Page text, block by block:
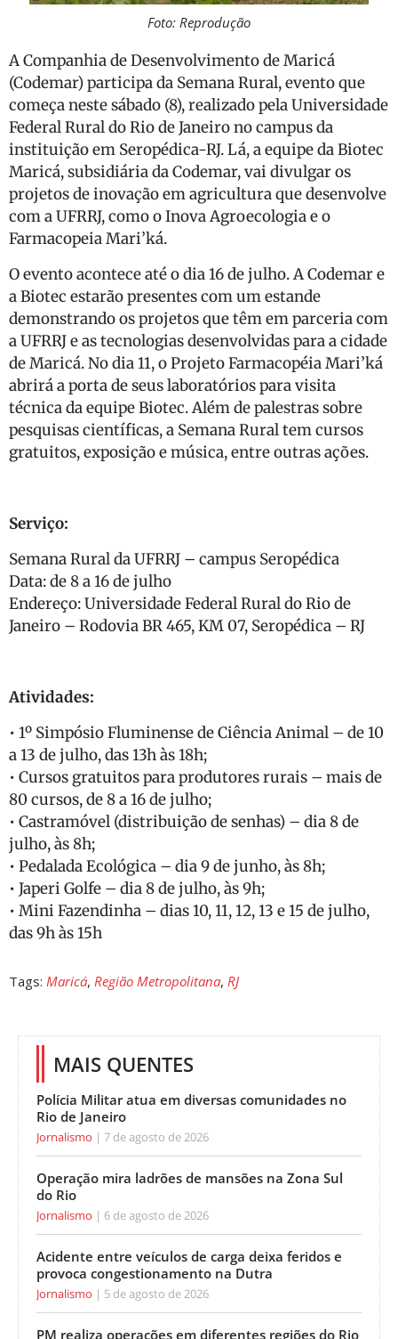
Foto: Reprodução
A Companhia de Desenvolvimento de Maricá
(Codemar) participa da Semana Rural, evento que
começa neste sábado (8), realizado pela Universidade
Federal Rural do Rio de Janeiro no campus da
instituição em Seropédica-RJ. Lá, a equipe da Biotec
Maricá, subsidiária da Codemar, vai divulgar os
projetos de inovação em agricultura que desenvolve
com a UFRRJ, como o Inova Agroecologia e o
Farmacopeia Mari’ká.
O evento acontece até o dia 16 de julho. A Codemar e
a Biotec estarão presentes com um estande
demonstrando os projetos que têm em parceria com
a UFRRJ e as tecnologias desenvolvidas para a cidade
de Maricá. No dia 11, o Projeto Farmacopéia Mari’ká
abrirá a porta de seus laboratórios para visita
técnica da equipe Biotec. Além de palestras sobre
pesquisas científicas, a Semana Rural tem cursos
gratuitos, exposição e música, entre outras ações.
Serviço:
Semana Rural da UFRRJ – campus Seropédica
Data: de 8 a 16 de julho
Endereço: Universidade Federal Rural do Rio de
Janeiro – Rodovia BR 465, KM 07, Seropédica – RJ
Atividades:
• 1º Simpósio Fluminense de Ciência Animal – de 10
a 13 de julho, das 13h às 18h;
• Cursos gratuitos para produtores rurais – mais de
80 cursos, de 8 a 16 de julho;
• Castramóvel (distribuição de senhas) – dia 8 de
julho, às 8h;
• Pedalada Ecológica – dia 9 de junho, às 8h;
• Japeri Golfe – dia 8 de julho, às 9h;
• Mini Fazendinha – dias 10, 11, 12, 13 e 15 de julho,
das 9h às 15h
Tags: Maricá, Região Metropolitana, RJ
MAIS QUENTES
Polícia Militar atua em diversas comunidades no
Rio de Janeiro
Jornalismo 7 de agosto de 2026
Operação mira ladrões de mansões na Zona Sul
do Rio
Jornalismo 6 de agosto de 2026
Acidente entre veículos de carga deixa feridos e
provoca congestionamento na Dutra
Jornalismo 5 de agosto de 2026
PM realiza operações em diferentes regiões do Rio